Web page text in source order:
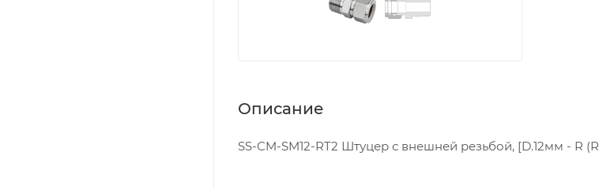
Описание
SS-CM-SM12-RT2 Штуцер с внешней резьбой, [D.12мм - R